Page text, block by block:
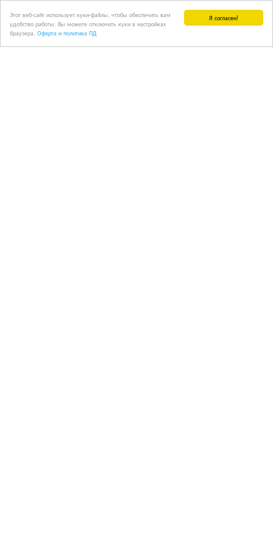
Я согласен!
Этот веб-сайт использует куки-файлы, чтобы обеспечить вам
удобство работы. Вы можете отключить куки в настройках
браузера. Оферта и политика ПД